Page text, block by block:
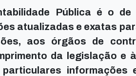
Pública é o
atualizadas e exatas
aos órgãos de
da legislação e
particulares informações